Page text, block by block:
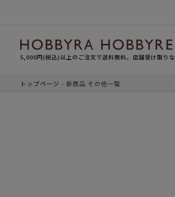
5,000円(税込)以上のご注文で送料無料。店舗受け取り
トップページ 新商品 その他一覧